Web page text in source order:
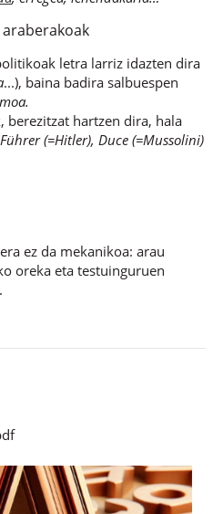
letra larriz idazten dira
...), baina badira salbuespen
berezitzat hartzen dira, hala
Führer(=Hitler), Duce (=Mussolini)
ez da mekanikoa: arau
oreka eta testuinguruen